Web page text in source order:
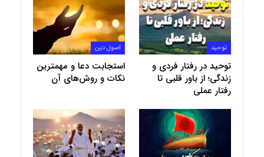
توحید
توحید در رفتار فردی و
زندگی؛ از باور قلبی تا
رفتار عملی
اصول دین
استجابت دعا و مهمترین
نکات و روش‌های آن